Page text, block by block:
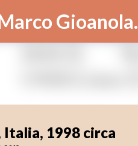
Gioanola.
1998 circa